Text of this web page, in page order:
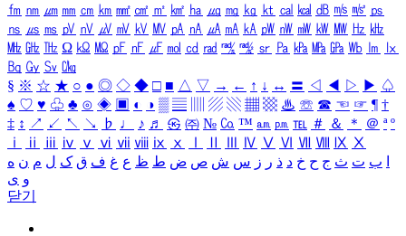
㎙ ㎚ ㎛ ㎜ ㎝ ㎞ ㎟ ㎠ ㎡ ㎢ ㏊ ㎍ ㎎ ㎏ ㏏ ㎈ ㎉ ㏈ ㎧ ㎨ ㎰
㎱ ㎲ ㎳ ㎴ ㎵ ㎶ ㎷ ㎸ ㎹ ㎀ ㎁ ㎂ ㎃ ㎄ ㎺ ㎻ ㎽ ㎾ ㎿ ㎐ ㎑
㎒ ㎓ ㎔ Ω ㏀ ㏁ ㎊ ㎋ ㎌ ㏖ ㏅ ㎭ ㎮ ㎯ ㏛ ㎩ ㎪ ㎫ ㎬ ㏝ ㏐
㏓
㏃ ㏉ ㏜ ㏆
§ ※ ☆ ★ ○ ● ◎ ◇ ◆ □ ■ △ ▽ → ← ↑ ↓ ↔ 〓 ◁ ◀ ▷ ▶ ♤
♠ ♡ ♥ ♧ ♣ ⊙ ◈ ▣ ◐ ◑ ▒ ▤ ▨ ▧ ▦ ▩ ♨ ☏ ☎ ☜ ☞ ¶ †
‡ ↕ ↗ ↙ ↖ ↘ ♭ ♩ ♪ ♬ ㉿ ㈜ № ㏇ ™ ㏂ ㏘ ℡ ＃ ＆ ＊ ＠ ª º
ⅰ
ⅱ ⅲ ⅳ ⅴ ⅵ ⅶ ⅷ ⅸ ⅹ Ⅳ Ⅴ Ⅵ Ⅶ Ⅷ Ⅸ Ⅹ
ب ت ث ج ح خ د ذ ر ز س ش ص ض ط ظ ع غ ف ق ک ل م ن ه
و ی
닫기